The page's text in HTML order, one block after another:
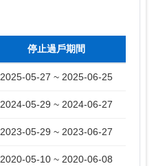
停止過戶期間
2025-05-27 ~ 2025-06-25
2024-05-29 ~ 2024-06-27
2023-05-29 ~ 2023-06-27
2020-05-10 ~ 2020-06-08